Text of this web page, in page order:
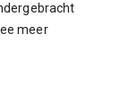
meer